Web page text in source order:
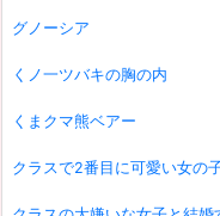
グノーシア
くノ一ツバキの胸の内
くまクマ熊ベアー
クラスで2番目に可愛い女の